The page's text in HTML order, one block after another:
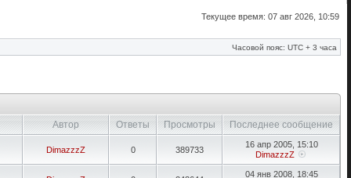
Текущее время: 07 авг 2026, 10:59
Часовой пояс: UTC + 3 часа
Автор Ответы Просмотры Последнее сообщение
DimazzzZ 0 389733
16 апр 2005, 15:10
DimazzzZ
04 янв 2008, 18:45